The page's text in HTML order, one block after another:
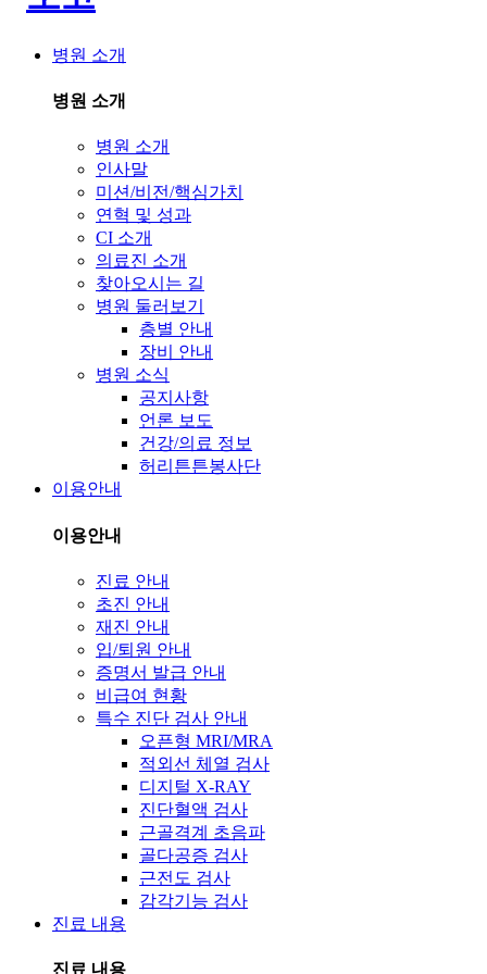
병원 소개
병원 소개
병원 소개
인사말
미션/비전/핵심가치
연혁 및 성과
CI 소개
의료진 소개
찾아오시는 길
병원 둘러보기
층별 안내
장비 안내
병원 소식
공지사항
언론 보도
건강/의료 정보
허리튼튼봉사단
이용안내
이용안내
진료 안내
초진 안내
재진 안내
입/퇴원 안내
증명서 발급 안내
비급여 현황
특수 진단 검사 안내
오픈형 MRI/MRA
적외선 체열 검사
디지털 X-RAY
진단혈액 검사
근골격계 초음파
골다공증 검사
근전도 검사
감각기능 검사
진료 내용
진료 내용